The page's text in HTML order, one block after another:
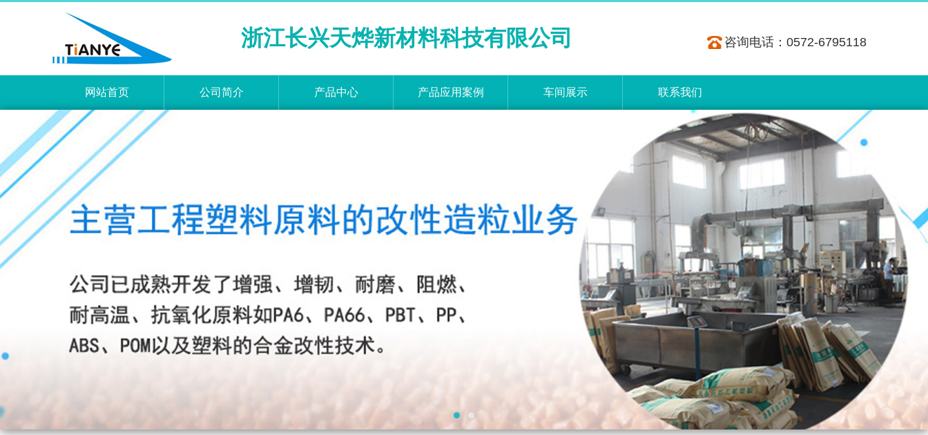
浙江长兴天烨新材料科技有限公司 咨询电话：0572-6795118
网站首页 公司简介 产品中心 产品应用案例 车间展示 联系我们